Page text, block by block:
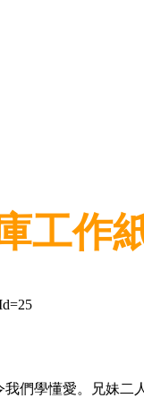
工作
們學懂愛。兄妹